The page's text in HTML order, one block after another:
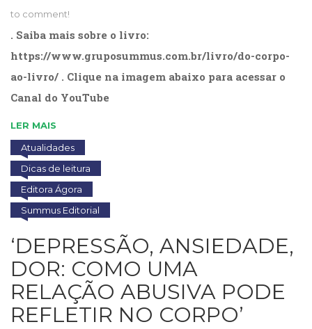
to comment!
. Saiba mais sobre o livro:
https://www.gruposummus.com.br/livro/do-corpo-
ao-livro/ . Clique na imagem abaixo para acessar o
Canal do YouTube
LER MAIS
Atualidades
Dicas de leitura
Editora Ágora
Summus Editorial
‘DEPRESSÃO, ANSIEDADE,
DOR: COMO UMA
RELAÇÃO ABUSIVA PODE
REFLETIR NO CORPO’